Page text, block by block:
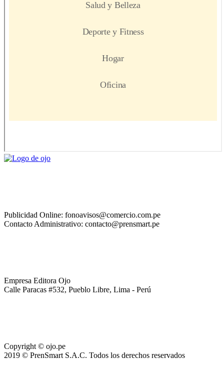
Publicidad Online: fonoavisos@comercio.com.pe
Contacto Administrativo: contacto@prensmart.pe
Empresa Editora Ojo
Calle Paracas #532, Pueblo Libre, Lima - Perú
Copyright © ojo.pe
2019 © PrenSmart S.A.C. Todos los derechos reservados